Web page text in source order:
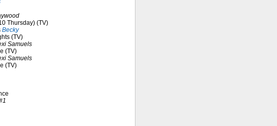
Thursday) (TV)
Becky
(TV)
Samuels
(TV)
Samuels
(TV)